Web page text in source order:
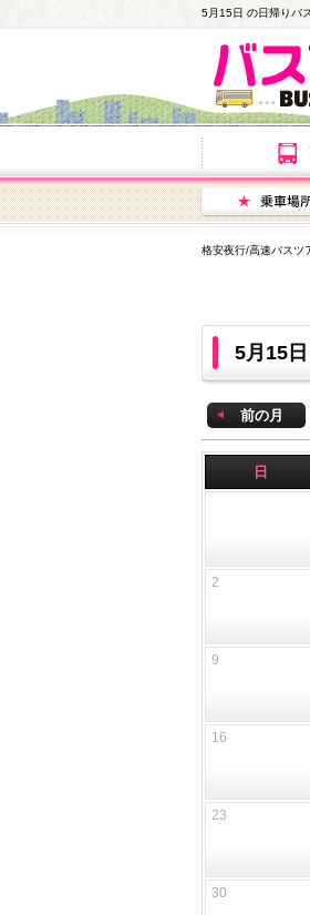
5月15日 の日帰りバ
格安夜行/高速バスツ
5月15
前の月
日
2
9
16
23
30